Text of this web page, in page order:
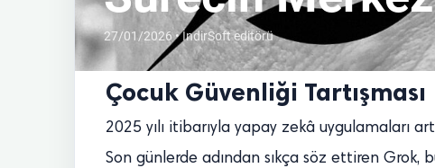
27/01/2026 • İndirSoft editörü
Çocuk Güvenliği Tartışması
2025 yılı itibarıyla yapay zekâ uygulamaları
Son günlerde adından sıkça söz ettiren